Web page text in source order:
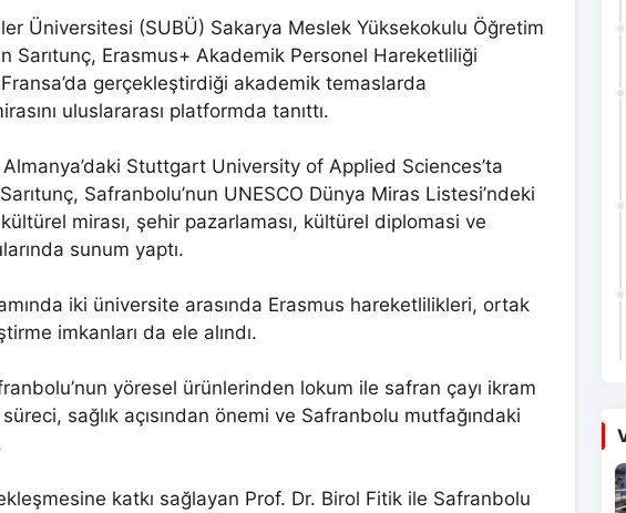
Üniversitesi (SUBÜ) Sakarya Meslek Yüksekokulu Öğretim
Sarıtunç, Erasmus+ Akademik Personel Hareketliliği
gerçekleştirdiği akademik temaslarda
uluslararası platformda tanıttı.
Almanya’daki Stuttgart University of Applied Sciences’ta
Safranbolu’nun UNESCO Dünya Miras Listesi’ndeki
mirası, şehir pazarlaması, kültürel diplomasi ve
sunum yaptı.
iki üniversite arasında Erasmus hareketlilikleri, ortak
imkanları da ele alındı.
yöresel ürünlerinden lokum ile safran çayı ikram
sağlık açısından önemi ve Safranbolu mutfağındaki
katkı sağlayan Prof. Dr. Birol Fitik ile Safranbolu